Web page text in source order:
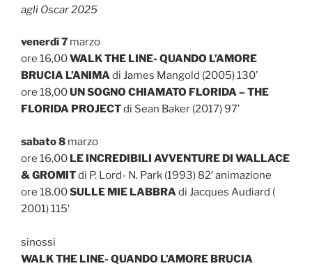
agli Oscar 2025
venerdì 7 marzo
ore 16,00WALK THE LINE- QUANDO L’AMORE
BRUCIA L’ANIMAdi James Mangold (2005) 130’
ore 18,00UN SOGNO CHIAMATO FLORIDA – THE
FLORIDA PROJECTdi Sean Baker (2017) 97’
sabato 8 marzo
ore 16,00 LE INCREDIBILI AVVENTURE DI WALLACE
& GROMITdi P. Lord- N. Park (1993) 82′ animazione
ore 18.00SULLE MIE LABBRAdi Jacques Audiard (
2001) 115′
sinossi
WALK THE LINE- QUANDO L’AMORE BRUCIA